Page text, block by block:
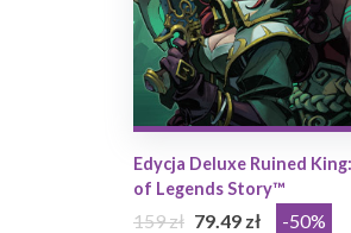
Edycja Deluxe Ruined
of Legends Story™
159 zł 79.49 zł -50%